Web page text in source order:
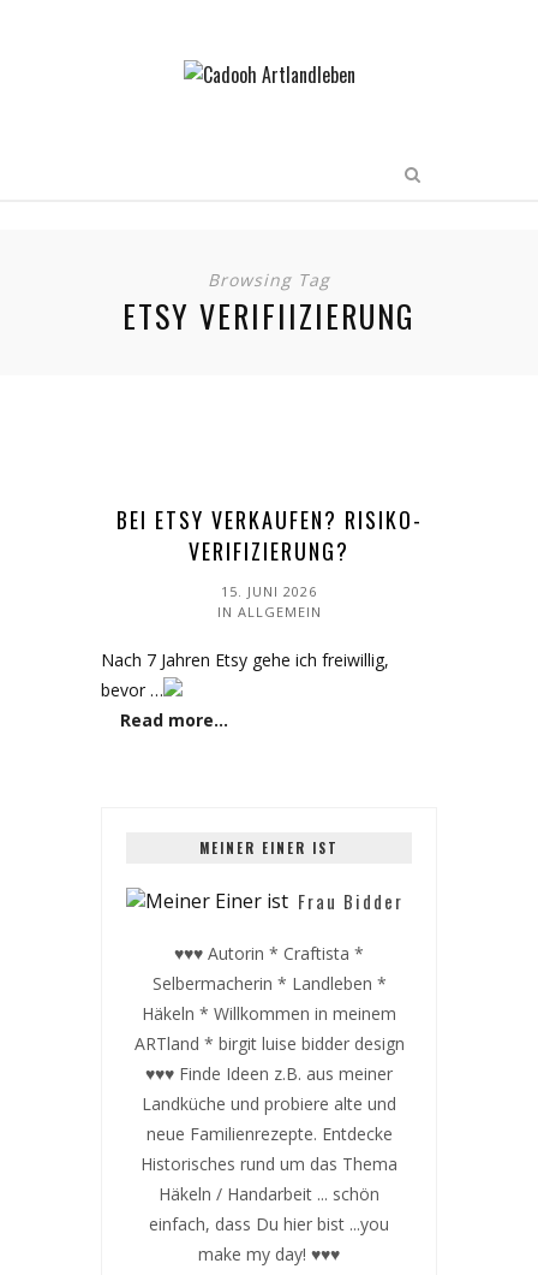
Browsing Tag
ETSY VERIFIIZIERUNG
BEI ETSY VERKAUFEN? RISIKO-
VERIFIZIERUNG?
15. JUNI 2026
IN ALLGEMEIN
Nach 7 Jahren Etsy gehe ich freiwillig,
bevor …
Read more…
MEINER EINER IST
Frau Bidder
♥♥♥ Autorin * Craftista *
Selbermacherin * Landleben *
Häkeln * Willkommen in meinem
ARTland * birgit luise bidder design
♥♥♥ Finde Ideen z.B. aus meiner
Landküche und probiere alte und
neue Familienrezepte. Entdecke
Historisches rund um das Thema
Häkeln / Handarbeit ... schön
einfach, dass Du hier bist ...you
make my day! ♥♥♥